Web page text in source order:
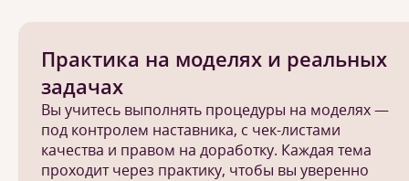
Практика на моделях и реальных
задачах
Вы учитесь выполнять процедуры на моделях —
под контролем наставника, с чек-листами
качества и правом на доработку. Каждая тема
проходит через практику, чтобы вы уверенно